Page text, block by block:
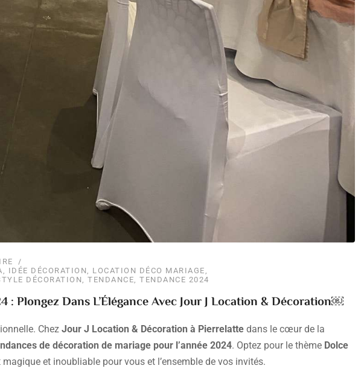
IDÉE DÉCORATION LOCATION DÉCO MARIAGE
DÉCORATION ,TENDANCE ,TENDANCE 2024
Plongez Dans L’Élégance Avec Jour J Location & Décoration￼
ChezJour J Location & Décoration à Pierrelatte dans le cœur de la
de décoration de mariage pour l’année 2024. Optez pour le thème Dolce
et inoubliable pour vous et l’ensemble de vos invités.